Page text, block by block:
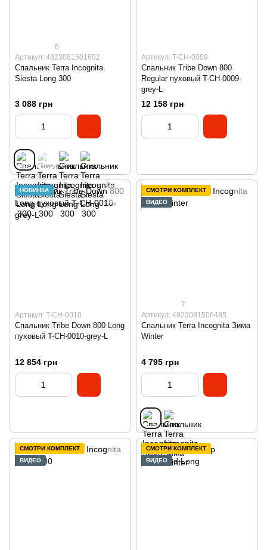
6
Артикул: 4823081501602
Спальник Terra Incognita
Siesta Long 300
3 088 грн
Артикул: T-CH-0009
Спальник Tribe Down 800
Regular пуховый T-CH-0009-
grey-L
12 158 грн
НОВИНКА
Артикул: T-CH-0010
Спальник Tribe Down 800 Long
пуховый T-CH-0010-grey-L
12 854 грн
СМОТРИ КОМПЛЕКТ
ВИДЕО
7
Артикул: 4823081506485
Спальник Terra Incognita Зима
Winter
4 795 грн
СМОТРИ КОМПЛЕКТ
ВИДЕО
СМОТРИ КОМПЛЕКТ
ВИДЕО